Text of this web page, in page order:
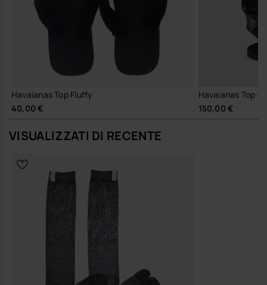
Havaianas Top Fluffy
40,00 €
Havaianas Top
150,00 €
VISUALIZZATI DI RECENTE